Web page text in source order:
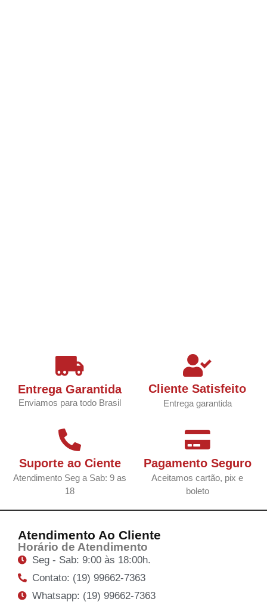
Entrega Garantida
Enviamos para todo Brasil
Cliente Satisfeito
Entrega garantida
Suporte ao Ciente
Atendimento Seg a Sab: 9 as
18
Pagamento Seguro
Aceitamos cartão, pix e
boleto
Atendimento Ao Cliente
Horário de Atendimento
Seg - Sab: 9:00 às 18:00h.
Contato: (19) 99662-7363
Whatsapp: (19) 99662-7363